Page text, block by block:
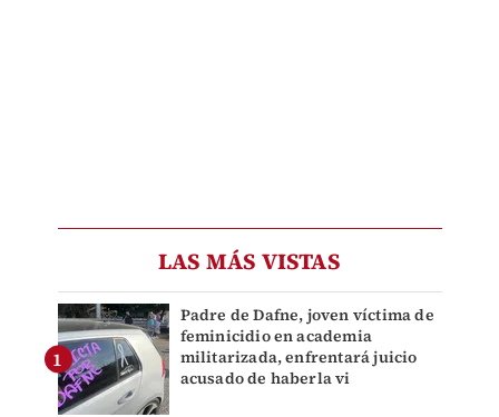
LAS MÁS VISTAS
Padre de Dafne, joven víctima de
feminicidio en academia
militarizada, enfrentará juicio
acusado de haberla vi